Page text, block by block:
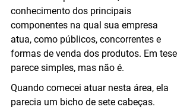
conhecimento dos principais
componentes na qual sua empresa
atua, como públicos, concorrentes e
formas de venda dos produtos. Em tese
parece simples, mas não é.
Quando comecei atuar nesta área, ela
parecia um bicho de sete cabeças.